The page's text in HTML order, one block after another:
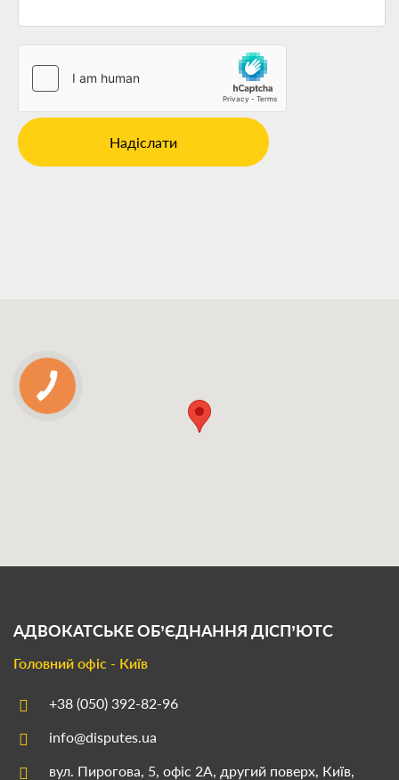
Надіслати
АДВОКАТСЬКЕ ОБ’ЄДНАННЯ ДІСП’ЮТС
Головний офіс - Київ
+38 (050) 392-82-96
info@disputes.ua
вул. Пирогова, 5, офіс 2А, другий поверх, Київ,